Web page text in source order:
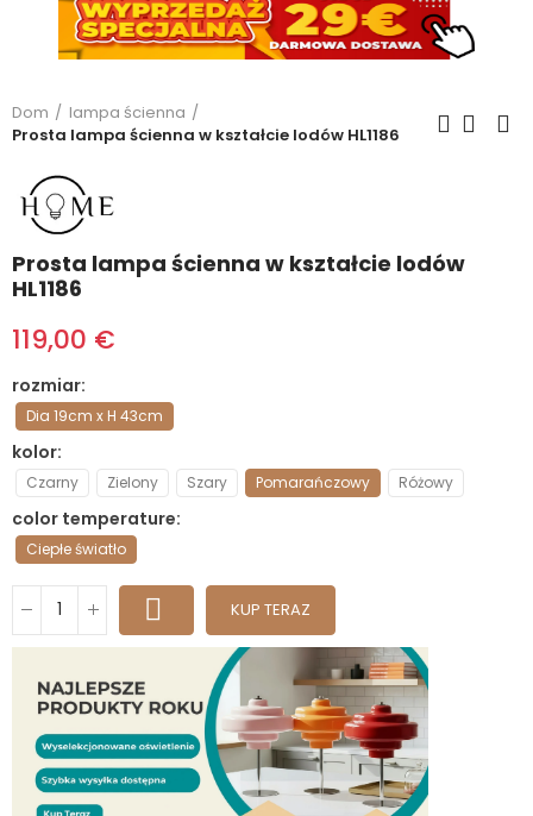
Dom
lampa ścienna
Prosta lampa ścienna w kształcie lodów HL1186
Prosta lampa ścienna w kształcie lodów
HL1186
119,00 €
rozmiar
Dia 19cm x H 43cm
kolor
Czarny Zielony Szary Pomarańczowy Różowy
color temperature
Ciepłe światło
KUP TERAZ